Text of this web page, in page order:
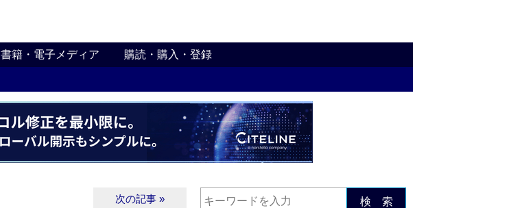
書籍・電子メディア 購読・購入・登録
次の記事 » 検 索